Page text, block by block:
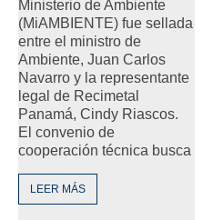
Ministerio de Ambiente
(MiAMBIENTE) fue sellada
entre el ministro de
Ambiente, Juan Carlos
Navarro y la representante
legal de Recimetal
Panamá, Cindy Riascos.
El convenio de
cooperación técnica busca
LEER MÁS